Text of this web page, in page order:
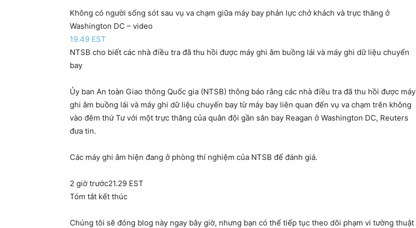
Không có người sống sót sau vụ va chạm giữa máy bay phản lực chở khách và trực thăng ở
Washington DC – video
19.49 EST
NTSB cho biết các nhà điều tra đã thu hồi được máy ghi âm buồng lái và máy ghi dữ liệu chuyến
bay
Ủy ban An toàn Giao thông Quốc gia (NTSB) thông báo rằng các nhà điều tra đã thu hồi được máy
ghi âm buồng lái và máy ghi dữ liệu chuyến bay từ máy bay liên quan đến vụ va chạm trên không
vào đêm thứ Tư với một trực thăng của quân đội gần sân bay Reagan ở Washington DC, Reuters
đưa tin.
Các máy ghi âm hiện đang ở phòng thí nghiệm của NTSB để đánh giá.
2 giờ trước21.29 EST
Tóm tắt kết thúc
Chúng tôi sẽ đóng blog này ngay bây giờ, nhưng bạn có thể tiếp tục theo dõi phạm vi tường thuật